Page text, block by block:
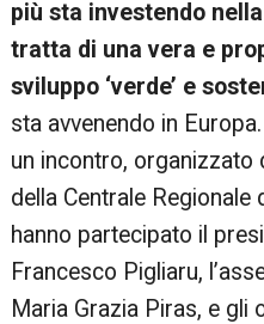
più sta investendo
tratta di una vera e
sviluppo ‘verde’ e
sta avvenendo in
un incontro, organizzato
della Centrale
hanno partecipato il
Francesco Pigliaru,
Maria Grazia Piras, e